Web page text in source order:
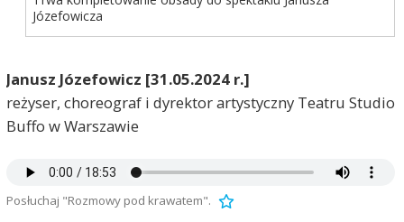
Józefowicza
Janusz Józefowicz [31.05.2024 r.]
reżyser, choreograf i dyrektor artystyczny Teatru Studio
Buffo w Warszawie
Posłuchaj "Rozmowy pod krawatem".